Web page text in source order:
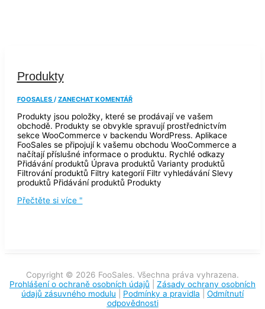
Produkty
FOOSALES / ZANECHAT KOMENTÁŘ
Produkty jsou položky, které se prodávají ve vašem
obchodě. Produkty se obvykle spravují prostřednictvím
sekce WooCommerce v backendu WordPress. Aplikace
FooSales se připojují k vašemu obchodu WooCommerce a
načítají příslušné informace o produktu. Rychlé odkazy
Přidávání produktů Úprava produktů Varianty produktů
Filtrování produktů Filtry kategorií Filtr vyhledávání Slevy
produktů Přidávání produktů Produkty
Přečtěte si více "
Copyright © 2026 FooSales. Všechna práva vyhrazena.
Prohlášení o ochraně osobních údajů
Zásady ochrany osobních
údajů zásuvného modulu
Podmínky a pravidla
Odmítnutí
odpovědnosti